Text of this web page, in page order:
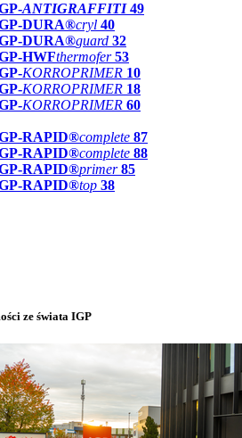
ANTIGRAFFITI49
DURA®cryl 40
DURA®guard 32
HWFthermofer 53
KORROPRIMER 10
KORROPRIMER 18
KORROPRIMER 60
RAPID®complete 87
RAPID®complete 88
RAPID®primer 85
RAPID®top 38
ze świata IGP